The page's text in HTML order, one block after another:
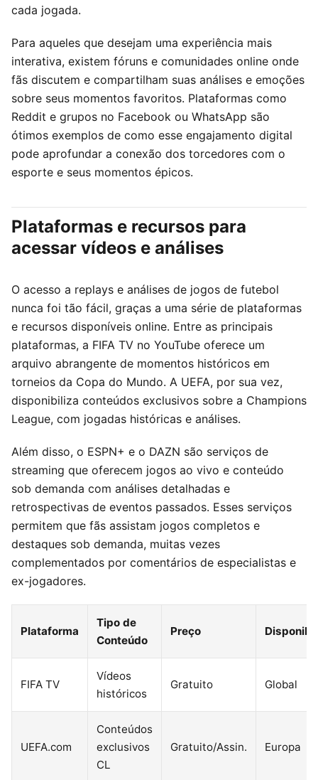
cada jogada.
Para aqueles que desejam uma experiência mais
interativa, existem fóruns e comunidades online onde
fãs discutem e compartilham suas análises e emoções
sobre seus momentos favoritos. Plataformas como
Reddit e grupos no Facebook ou WhatsApp são
ótimos exemplos de como esse engajamento digital
pode aprofundar a conexão dos torcedores com o
esporte e seus momentos épicos.
Plataformas e recursos para
acessar vídeos e análises
O acesso a replays e análises de jogos de futebol
nunca foi tão fácil, graças a uma série de plataformas
e recursos disponíveis online. Entre as principais
plataformas, a FIFA TV no YouTube oferece um
arquivo abrangente de momentos históricos em
torneios da Copa do Mundo. A UEFA, por sua vez,
disponibiliza conteúdos exclusivos sobre a Champions
League, com jogadas históricas e análises.
Além disso, o ESPN+ e o DAZN são serviços de
streaming que oferecem jogos ao vivo e conteúdo
sob demanda com análises detalhadas e
retrospectivas de eventos passados. Esses serviços
permitem que fãs assistam jogos completos e
destaques sob demanda, muitas vezes
complementados por comentários de especialistas e
ex-jogadores.
Plataforma
Tipo de
Conteúdo
Preço
FIFA TV
Vídeos
históricos
Gratuito Global
UEFA.com
Conteúdos
exclusivos
CL
Gratuito/Assin. Europa